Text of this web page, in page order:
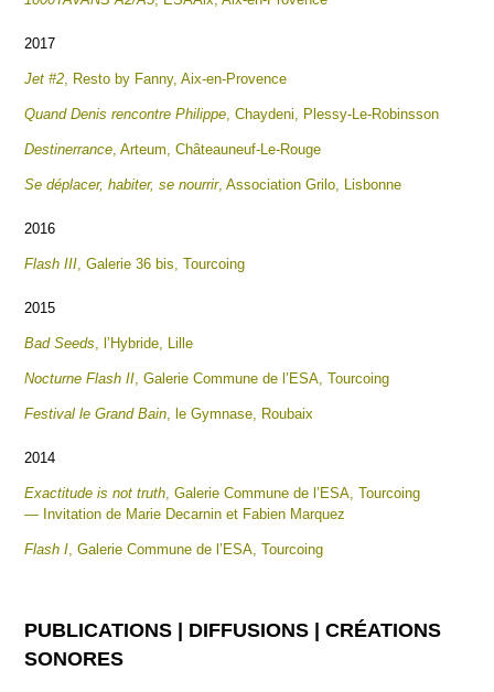
2017
Jet #2, Resto by Fanny, Aix-en-Provence
Quand Denis rencontre Philippe, Chaydeni, Plessy-Le-Robinsson
Destinerrance , Arteum, Châteauneuf-Le-Rouge
Se déplacer, habiter, se nourrir, Association Grilo, Lisbonne
2016
Flash III , Galerie 36 bis, Tourcoing
2015
Bad Seeds , l’Hybride, Lille
Nocturne Flash II , Galerie Commune de l’ESA, Tourcoing
Festival le Grand Bain , le Gymnase, Roubaix
2014
Exactitude is not truth , Galerie Commune de l’ESA, Tourcoing
— Invitation de Marie Decarnin et Fabien Marquez
Flash I , Galerie Commune de l’ESA, Tourcoing
PUBLICATIONS | DIFFUSIONS | CRÉATIONS
SONORES